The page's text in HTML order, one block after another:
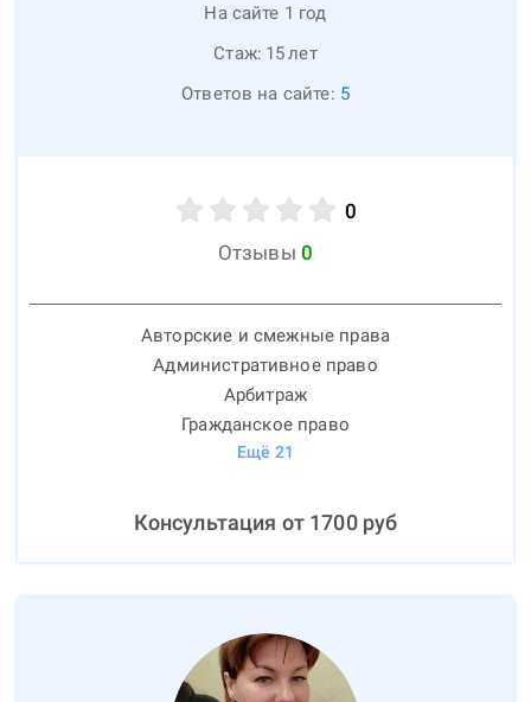
На сайте 1 год
Стаж: 15лет
Ответов на сайте: 5
0
Отзывы 0
Авторские и смежные права
Административное право
Арбитраж
Гражданское право
Ещё 21
Консультация от 1700руб